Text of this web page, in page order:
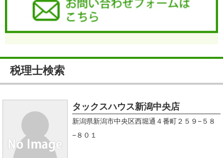
税理士検索
タックスハウス新潟中央店
新潟県新潟市中央区西堀通４番町２５９−５８
−８０１